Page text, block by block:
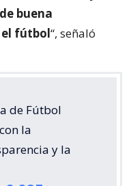
buena
el fútbol“, señaló
de Fútbol
la
y la